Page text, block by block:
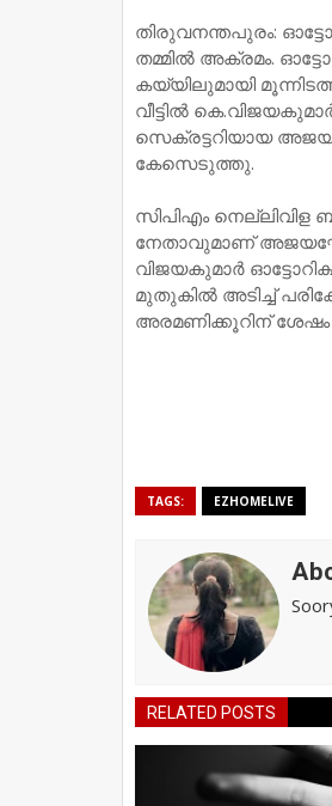
തിരുവനന്തപുരം:
തമ്മിൽ അക്രമം.
കയ്യിലുമായി
വീട്ടിൽ
സെക്രട്ടറിയായ
കേസെടുത്തു.
സിപിഎം നെല്ലിവിള
നേതാവുമാണ്
വിജയകുമാർ
മുതുകിൽ അടിച്ച്
അരമണിക്കൂറിന് ശേഷം
TAGS: EZHOMELIVE
RELATED POSTS